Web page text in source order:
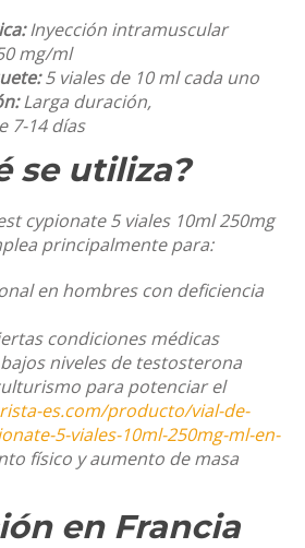
Inyección intramuscular
mg/ml
5 viales de 10 ml cada uno
Larga duración,
7-14 días
se utiliza?
cypionate 5 viales 10ml 250mg
principalmente para:
en hombres con deficiencia
condiciones médicas
niveles de testosterona
para potenciar el
es.com/producto/vial-de-
5-viales-10ml-250mg-ml-en-
físico y aumento de masa
en Francia